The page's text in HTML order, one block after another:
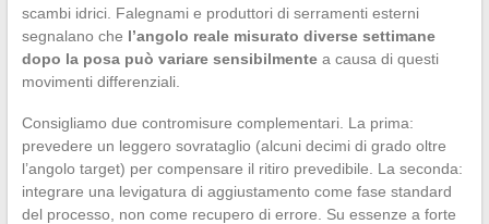
scambi idrici. Falegnami e produttori di serramenti esterni
segnalano che l’angolo reale misurato diverse settimane
dopo la posa può variare sensibilmentea causa di questi
movimenti differenziali.
Consigliamo due contromisure complementari. La prima:
prevedere un leggero sovrataglio (alcuni decimi di grado oltre
l’angolo target) per compensare il ritiro prevedibile. La seconda:
integrare una levigatura di aggiustamento come fase standard
del processo, non come recupero di errore. Su essenze a forte